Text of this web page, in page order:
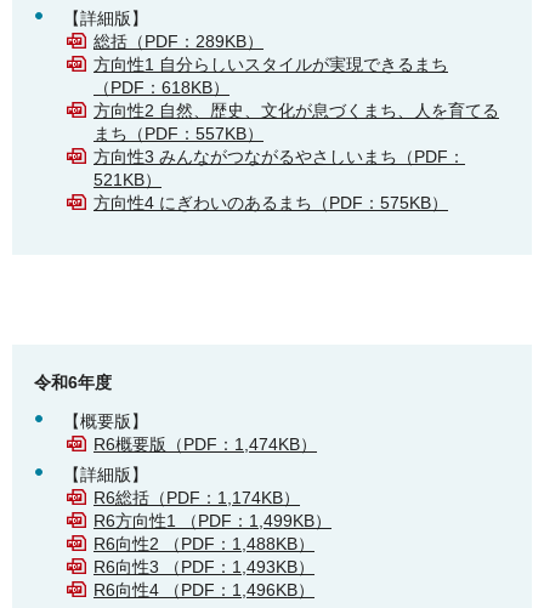
【詳細版】
総括（PDF：289KB）
方向性1 自分らしいスタイルが実現できるまち
（PDF：618KB）
方向性2 自然、歴史、文化が息づくまち、人を育てる
まち（PDF：557KB）
方向性3 みんながつながるやさしいまち（PDF：
521KB）
方向性4 にぎわいのあるまち（PDF：575KB）
令和6年度
【概要版】
R6概要版（PDF：1,474KB）
【詳細版】
R6総括（PDF：1,174KB）
R6方向性1 （PDF：1,499KB）
R6向性2 （PDF：1,488KB）
R6向性3 （PDF：1,493KB）
R6向性4 （PDF：1,496KB）